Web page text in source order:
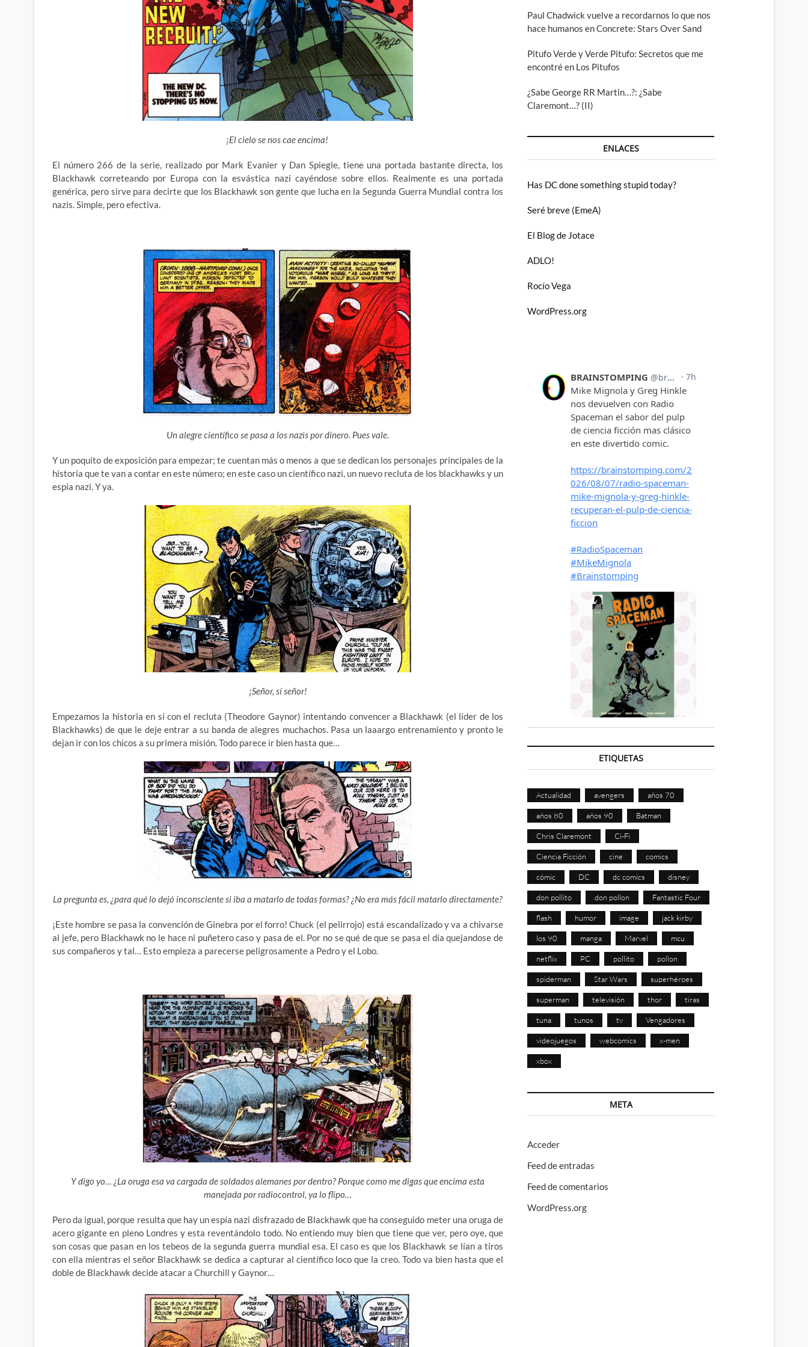
¡El cielo se nos cae encima!
El número 266 de la serie, realizado por Mark Evanier y Dan Spiegle, tiene una portada bastante directa, los
Blackhawk correteando por Europa con la esvástica nazi cayéndose sobre ellos. Realmente es una portada
genérica, pero sirve para decirte que los Blackhawk son gente que lucha en la Segunda Guerra Mundial contra los
nazis. Simple, pero efectiva.
Un alegre científico se pasa a los nazis por dinero. Pues vale.
Y un poquito de exposición para empezar; te cuentan más o menos a que se dedican los personajes principales de la
historia que te van a contar en este número; en este caso un científico nazi, un nuevo recluta de los blackhawks y un
espia nazi. Y ya.
¡Señor, sí señor!
Empezamos la historia en sí con el recluta (Theodore Gaynor) intentando convencer a Blackhawk (el líder de los
Blackhawks) de que le deje entrar a su banda de alegres muchachos. Pasa un laaargo entrenamiento y pronto le
dejan ir con los chicos a su primera misión. Todo parece ir bien hasta que…
La pregunta es, ¿para qué lo dejó inconsciente si iba a matarlo de todas formas? ¿No era más fácil matarlo directamente?
¡Este hombre se pasa la convención de Ginebra por el forro! Chuck (el pelirrojo) está escandalizado y va a chivarse
al jefe, pero Blackhawk no le hace ni puñetero caso y pasa de el. Por no se qué de que se pasa el día quejandose de
sus compañeros y tal… Esto empieza a parecerse peligrosamente a Pedro y el Lobo.
Y digo yo… ¿La oruga esa va cargada de soldados alemanes por dentro? Porque como me digas que encima esta
manejada por radiocontrol, ya lo flipo…
Pero da igual, porque resulta que hay un espía nazi disfrazado de Blackhawk que ha conseguido meter una oruga de
acero gigante en pleno Londres y esta reventándolo todo. No entiendo muy bien que tiene que ver, pero oye, que
son cosas que pasan en los tebeos de la segunda guerra mundial esa. El caso es que los Blackhawk se lían a tiros
con ella mientras el señor Blackhawk se dedica a capturar al científico loco que la creo. Todo va bien hasta que el
doble de Blackhawk decide atacar a Churchill y Gaynor…
Paul Chadwick vuelve a recordarnos lo que nos
hace humanos en Concrete: Stars Over Sand
Pitufo Verde y Verde Pitufo: Secretos que me
encontré en Los Pitufos
¿Sabe George RR Martin…?: ¿Sabe
Claremont…? (II)
ENLACES
Has DC done something stupid today?
Seré breve (EmeA)
El Blog de Jotace
ADLO!
Rocío Vega
WordPress.org
ETIQUETAS
Actualidad avengers años 70
años 80 años 90 Batman
Chris Claremont Ci-Fi
Ciencia Ficción cine comics
cómic DC dc comics disney
don pollito don pollon Fantastic Four
flash humor image jack kirby
los 90 manga Marvel mcu
netflix PC pollito pollon
spiderman Star Wars superhéroes
superman televisión thor tiras
tuna tunos tv Vengadores
videojuegos webcomics x-men
xbox
META
Acceder
Feed de entradas
Feed de comentarios
WordPress.org